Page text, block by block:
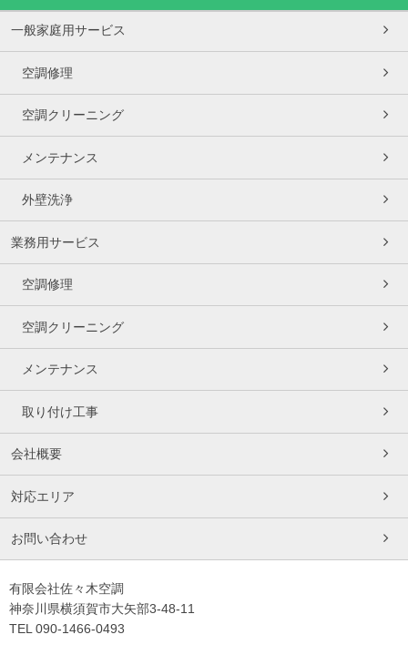
一般家庭用サービス
空調修理
空調クリーニング
メンテナンス
外壁洗浄
業務用サービス
空調修理
空調クリーニング
メンテナンス
取り付け工事
会社概要
対応エリア
お問い合わせ
有限会社佐々木空調
神奈川県横須賀市大矢部3-48-11
TEL 090-1466-0493